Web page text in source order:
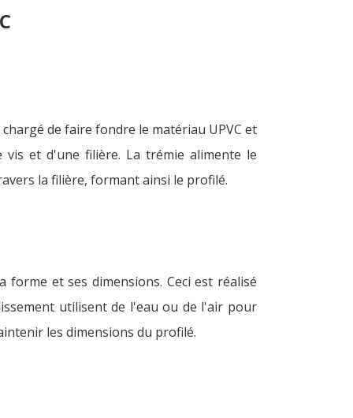
de faire fondre le matériau UPVC et
et d'une filière. La trémie alimente le
la filière, formant ainsi le profilé.
et ses dimensions. Ceci est réalisé
utilisent de l'eau ou de l'air pour
les dimensions du profilé.